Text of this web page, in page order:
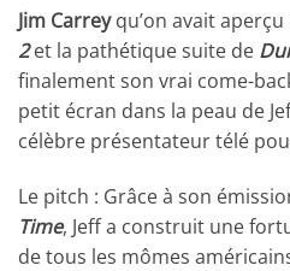
Jim Carreyqu’on avait aperçu
2et la pathétique suite de
finalement son vrai come-
petit écran dans la peau de
célèbre présentateur télé
Le pitch : Grâce à son
Time, Jeff a construit une
de tous les mômes